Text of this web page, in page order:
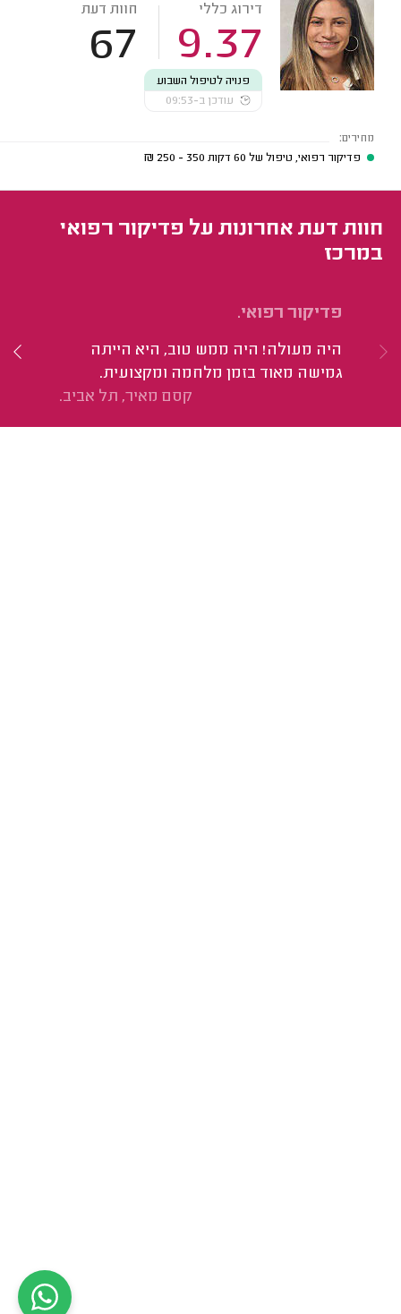
דירוג כללי
9.37
חוות דעת
67
פנויה לטיפול השבוע
עודכן ב-09:53
מחירים:
פדיקור רפואי, טיפול של 60 דקות
350 - 250
₪
חוות דעת אחרונות על פדיקור רפואי
במרכז
פדיקור רפואי.
היה מעולה! היה ממש טוב, היא הייתה
גמישה מאוד בזמן מלחמה ומקצועית.
קסם מאיר, תל אביב.